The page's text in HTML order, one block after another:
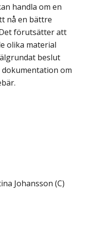
handla om en
nå en bättre
förutsätter att
olika material
beslut
om
Johansson (C)